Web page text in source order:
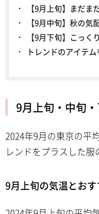
【9月上旬】まだま
【9月中旬】秋の気
【9月下旬】こっく
トレンドのアイテ
9月上旬・中旬
2024年9月の東京の平
レンドをプラスした服
9月上旬の気温とお